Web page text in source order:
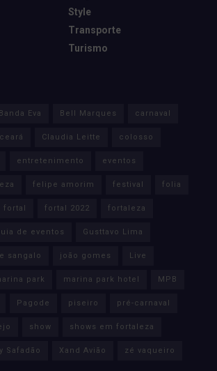
Style
Transporte
Turismo
Banda Eva Bell Marques carnaval
ceará Claudia Leitte colosso
entretenimento eventos
felipe amorim festival folia
fortal fortal 2022 fortaleza
de eventos Gusttavo Lima
sangalo joão gomes Live
park marina park hotel MPB
Pagode piseiro pré-carnaval
show shows em fortaleza
Safadão Xand Avião zé vaqueiro